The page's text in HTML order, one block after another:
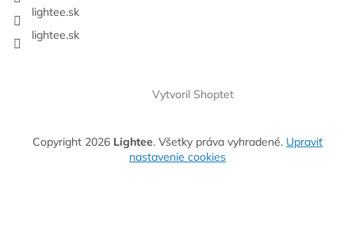
lightee.sk
lightee.sk
Vytvoril Shoptet
Copyright 2026 Lightee. Všetky práva vyhradené. Upraviť
nastavenie cookies